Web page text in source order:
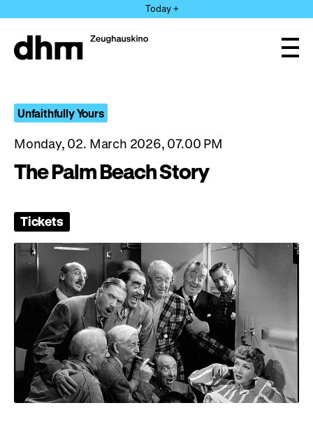
directly
the
Today +
Unfaithfully Yours
Monday, 02. March 2026, 07.00 PM
The Palm Beach Story
Tickets